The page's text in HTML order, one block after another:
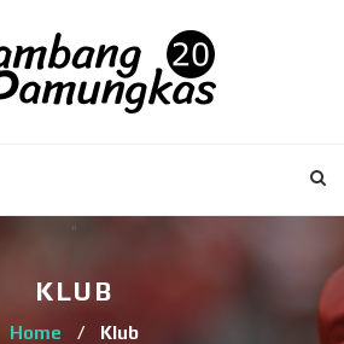
KLUB
Home / Klub